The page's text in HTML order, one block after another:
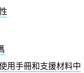
用手冊和支援材料中